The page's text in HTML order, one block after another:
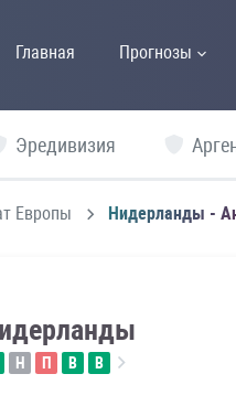
Главная Прогнозы
Эредивизия
Европы Нидерланды -
Н П В В